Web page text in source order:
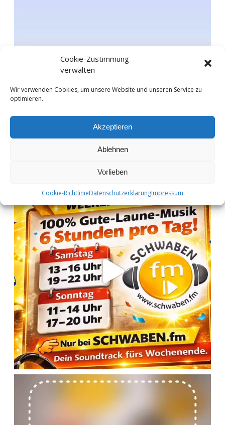
Cookie-Zustimmung
verwalten
Wir verwenden Cookies, um unsere Website und unseren Service zu
optimieren.
Akzeptieren
Ablehnen
Vorlieben
Cookie-RichtlinieDatenschutzerklärungImpressum